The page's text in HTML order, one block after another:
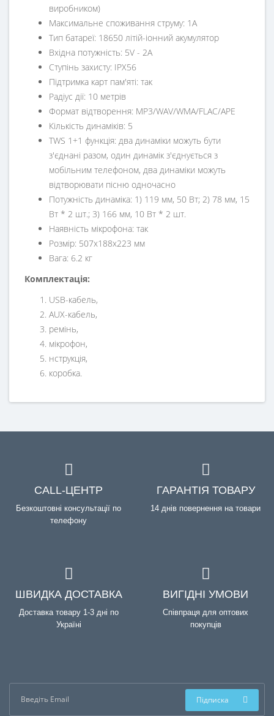
виробником)
Максимальне споживання струму: 1A
Тип батареї: 18650 літій-іонний акумулятор
Вхідна потужність: 5V - 2A
Ступінь захисту: IPX56
Підтримка карт пам'яті: так
Радіус дії: 10 метрів
Формат відтворення: MP3/WAV/WMA/FLAC/APE
Кількість динаміків: 5
TWS 1+1 функція: два динаміки можуть бути
з'єднані разом, один динамік з'єднується з
мобільним телефоном, два динаміки можуть
відтворювати пісню одночасно
Потужність динаміка: 1) 119 мм, 50 Вт; 2) 78 мм, 15
Вт * 2 шт.; 3) 166 мм, 10 Вт * 2 шт.
Наявність мікрофона: так
Розмір: 507х188х223 мм
Вага: 6.2 кг
Комплектація:
USB-кабель,
AUX-кабель,
ремінь,
мікрофон,
нструкція,
коробка.
CALL-ЦЕНТР
Безкоштовні консультації по
телефону
ГАРАНТІЯ ТОВАРУ
14 днів повернення на товари
ШВИДКА ДОСТАВКА
Доставка товару 1-3 дні по
Україні
ВИГІДНІ УМОВИ
Співпраця для оптових
покупців
Підписка